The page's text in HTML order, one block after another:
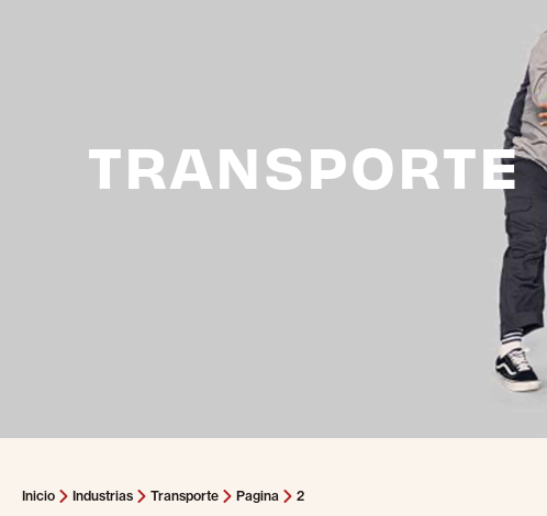
TRANSPORTE
Inicio Industrias Transporte Pagina 2